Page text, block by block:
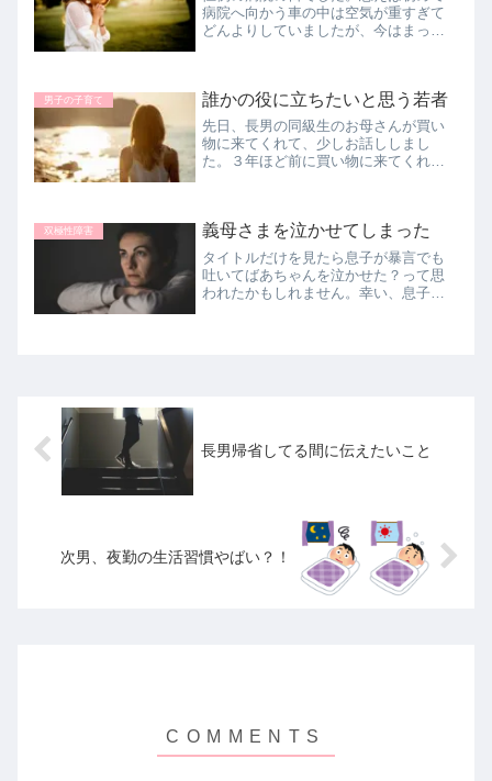
病院へ向かう車の中は空気が重すぎて
どんよりしていましたが、今はまった
気とはとても思えない』って感じで
す。...
男子の子育て 誰かの役に立ちたいと思う若者
先日、長男の同級生のお母さんが買い
物に来てくれて、少しお話ししまし
た。３年ほど前に買い物に来てくれた
子）大学院に進級し、なんと、精神保
健福祉...
双極性障害 義母さまを泣かせてしまった
タイトルだけを見たら息子が暴言でも
吐いてばあちゃんを泣かせた？って思
われたかもしれません。幸い、息子は
長男帰省してる間に伝えたいこと
次男、夜勤の生活習慣やばい？！